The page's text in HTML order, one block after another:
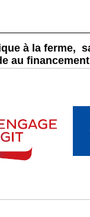
à la ferme,
au